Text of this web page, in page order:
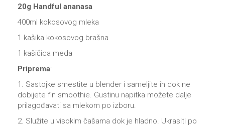
20g Handful ananasa
400ml kokosovog mleka
1 kašika kokosovog brašna
1 kašičica meda
Priprema:
1. Sastojke smestite u blender i sameljite ih dok ne
dobijete fin smoothie. Gustinu napitka možete dalje
prilagođavati sa mlekom po izboru.
2. Služite u visokim čašama dok je hladno. Ukrasiti po